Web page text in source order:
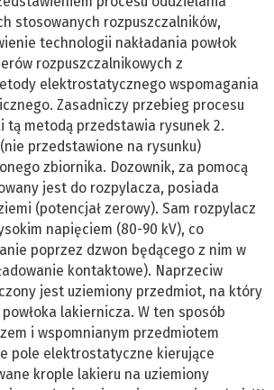
stosowanych rozpuszczalników,
technologii nakładania powłok
rozpuszczalnikowych z
elektrostatycznego wspomagania
Zasadniczy przebieg procesu
tą metodą przedstawia rysunek 2.
przedstawione na rysunku)
zbiornika. Dozownik, za pomocą
jest do rozpylacza, posiada
(potencjał zerowy). Sam rozpylacz
napięciem (80-90 kV), co
poprzez dzwon będącego z nim w
kontaktowe). Naprzeciw
jest uziemiony przedmiot, na który
lakiernicza. W ten sposób
i wspomnianym przedmiotem
pole elektrostatyczne kierujące
krople lakieru na uziemiony